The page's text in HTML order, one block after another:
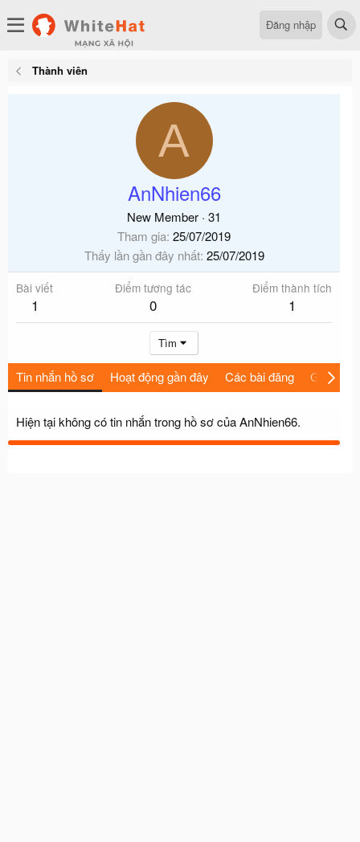
Đăng nhập
Thành viên
A
AnNhien66
New Member · 31
Tham gia 25/07/2019
Thấy lần gần đây nhất 25/07/2019
Bài viết
1
Điểm tương tác
0
Điểm thành tích
1
Tìm
Tin nhắn hồ sơ Hoạt động gần đây Các bài đăng Giới thiệu
Hiện tại không có tin nhắn trong hồ sơ của AnNhien66.